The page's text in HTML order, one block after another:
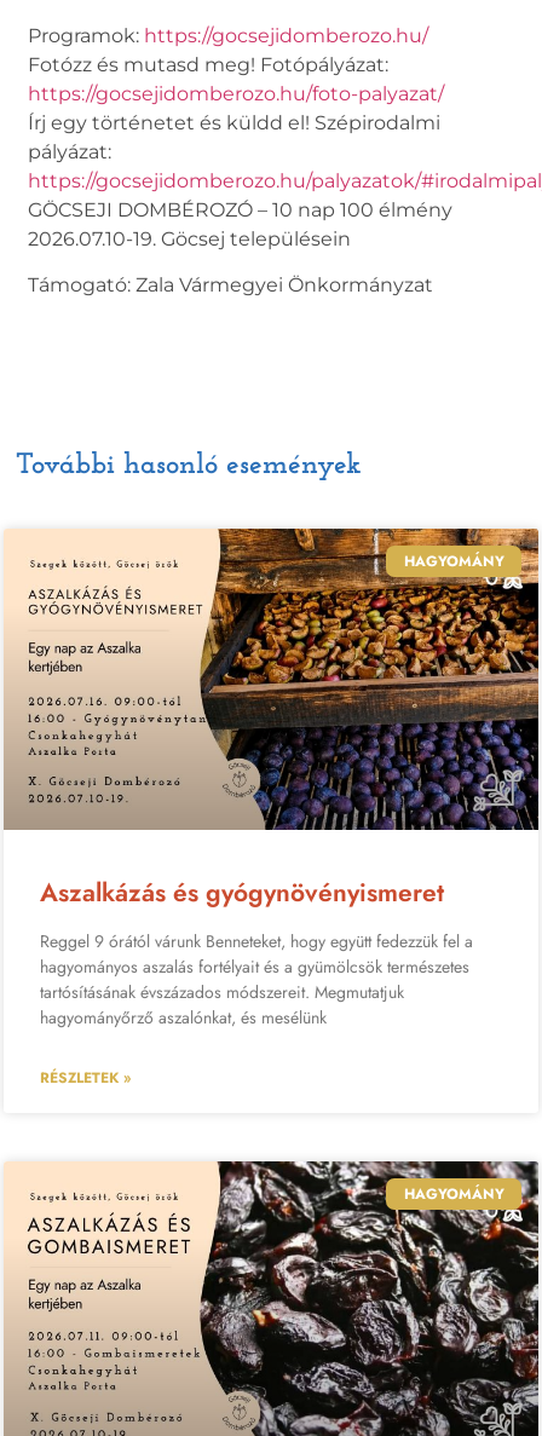
Programok: https://gocsejidomberozo.hu/
Fotózz és mutasd meg! Fotópályázat:
https://gocsejidomberozo.hu/foto-palyazat/
Írj egy történetet és küldd el! Szépirodalmi
pályázat:
https://gocsejidomberozo.hu/palyazatok/
GÖCSEJI DOMBÉROZÓ – 10 nap 100 élmény
2026.07.10-19. Göcsej településein
Támogató: Zala Vármegyei Önkormányzat
További hasonló események
HAGYOMÁNY
Aszalkázás és gyógynövényismeret
Reggel 9 órától várunk Benneteket, hogy együtt fedezzük fel a
hagyományos aszalás fortélyait és a gyümölcsök természetes
tartósításának évszázados módszereit. Megmutatjuk
hagyományőrző aszalónkat, és mesélünk
RÉSZLETEK »
HAGYOMÁNY